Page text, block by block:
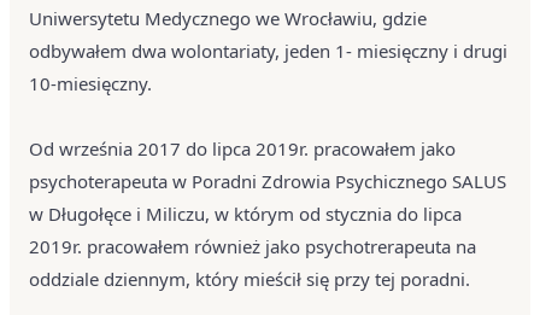
Uniwersytetu Medycznego we Wrocławiu, gdzie
odbywałem dwa wolontariaty, jeden 1- miesięczny i drugi
10-miesięczny.
Od września 2017 do lipca 2019r. pracowałem jako
psychoterapeuta w Poradni Zdrowia Psychicznego SALUS
w Długołęce i Miliczu, w którym od stycznia do lipca
2019r. pracowałem również jako psychotrerapeuta na
oddziale dziennym, który mieścił się przy tej poradni.